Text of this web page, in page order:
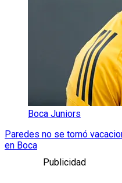
Boca Juniors
Paredes no se tomó
en Boca
Publicidad